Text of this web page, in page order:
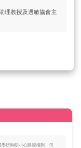
理教授及過敏協會主
玩時唔小心跌親撞到，但